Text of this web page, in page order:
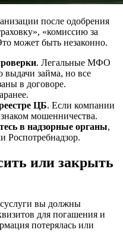
после одобрения
«комиссию за
может быть незаконно.
. Легальные МФО
выдачи займа, но все
в договоре.
ЦБ. Если компании
мошенничества.
в надзорные органы,
Роспотребнадзор.
или закрыть
вы должны
для погашения и
потерялась или